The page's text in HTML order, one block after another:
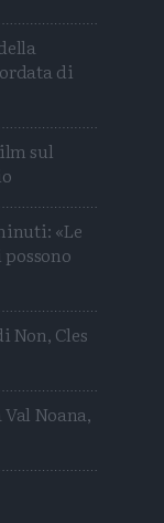
di
«Le
Non, Cles
Noana,